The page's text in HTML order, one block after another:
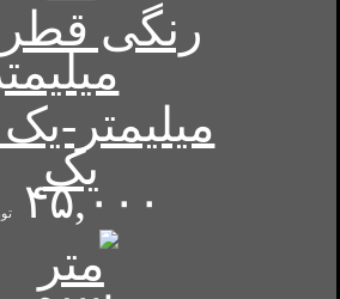
میلیمتر-یک
۴۵,۰۰۰